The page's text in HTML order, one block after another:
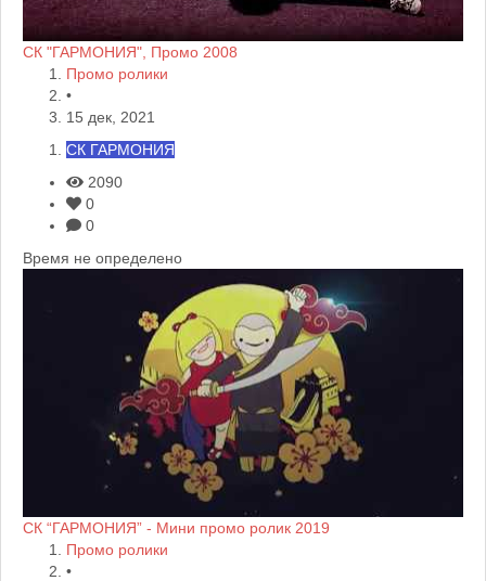
СК "ГАРМОНИЯ", Промо 2008
Промо ролики
•
15 дек, 2021
СК ГАРМОНИЯ
2090
0
0
Время не определено
СК “ГАРМОНИЯ” - Мини промо ролик 2019
Промо ролики
•